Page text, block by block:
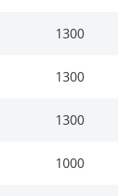
1300
1300
1300
1000